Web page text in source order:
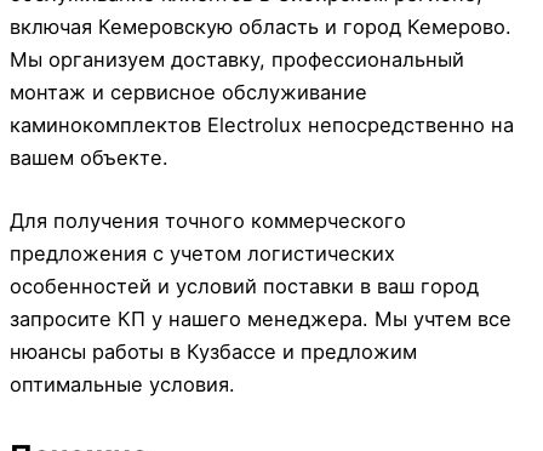
включая Кемеровскую область и город Кемерово.
Мы организуем доставку, профессиональный
монтаж и сервисное обслуживание
каминокомплектов Electrolux непосредственно на
вашем объекте.
Для получения точного коммерческого
предложения с учетом логистических
особенностей и условий поставки в ваш город
запросите КП у нашего менеджера. Мы учтем все
нюансы работы в Кузбассе и предложим
оптимальные условия.